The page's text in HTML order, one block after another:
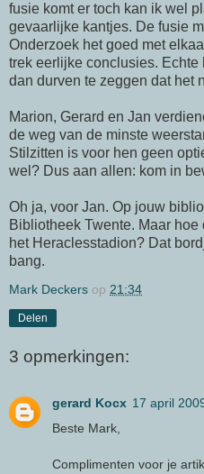
fusie komt er toch kan ik wel
gevaarlijke kantjes. De fusie
Onderzoek het goed met
trek eerlijke conclusies.
dan durven te zeggen dat het
Marion, Gerard en Jan
de weg van de minste
Stilzitten is voor hen geen
wel? Dus aan allen: kom in
Oh ja, voor Jan. Op jouw
Bibliotheek Twente. Maar hoe
het Heraclesstadion? Dat
bang.
Mark Deckers op 21:34
Delen
3 opmerkingen:
gerard Kocx 17 april
Beste Mark,
Complimenten voor je